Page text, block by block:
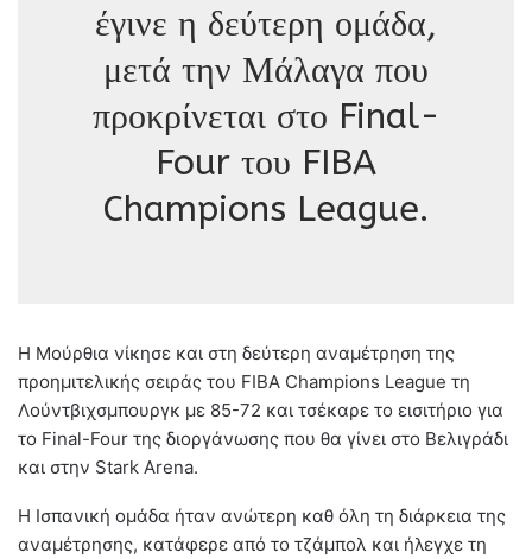
έγινε η δεύτερη ομάδα,
μετά την Μάλαγα που
προκρίνεται στο Final-
Four του FIBA
Champions League.
Η Μούρθια νίκησε και στη δεύτερη αναμέτρηση της
προημιτελικής σειράς του FIBA Champions League τη
Λούντβιχσμπουργκ με 85-72 και τσέκαρε το εισιτήριο για
το Final-Four της διοργάνωσης που θα γίνει στο Βελιγράδι
και στην Stark Arena.
Η Ισπανική ομάδα ήταν ανώτερη καθ όλη τη διάρκεια της
αναμέτρησης, κατάφερε από το τζάμπολ και ήλεγχε τη